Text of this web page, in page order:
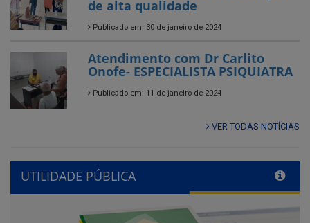
de alta qualidade
Publicado em: 30 de janeiro de 2024
Atendimento com Dr Carlito
Onofe- ESPECIALISTA PSIQUIATRA
Publicado em: 11 de janeiro de 2024
VER TODAS NOTÍCIAS
UTILIDADE PÚBLICA